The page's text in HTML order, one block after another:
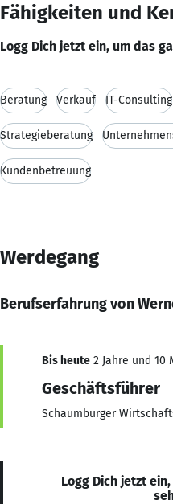
Fähigkeiten und
Logg Dich jetzt ein, um das
Beratung Verkauf IT-Consulting
Strategieberatung
Kundenbetreuung
Werdegang
Berufserfahrung von
Bis heute 2 Jahre und 10
Geschäftsführer
Schaumburger
Logg Dich jetzt